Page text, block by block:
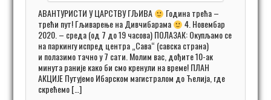
АВАНТУРИСТИ У ЦАРСТВУ ГЉИВА
Година трећа –
трећи пут! Гљиварење на Дивчибарама
4. Новембар
2020. – среда (од 7 до 19 часова) ПОЛАЗАК: Окупљамо се
на паркингу испред центра „Сава“ (савска страна)
и полазимо тачно у 7 сати. Молим вас, дођите 10-ак
минута раније како би смо кренули на време! ПЛАН
АКЦИЈЕ Путујемо Ибарском магистралом до Ћелија, где
скрећемо […]